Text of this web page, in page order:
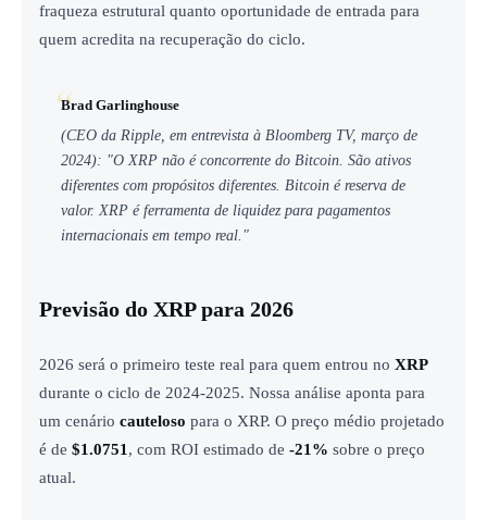
fraqueza estrutural quanto oportunidade de entrada para
quem acredita na recuperação do ciclo.
Brad Garlinghouse
(CEO da Ripple, em entrevista à Bloomberg TV, março de
2024): "O XRP não é concorrente do Bitcoin. São ativos
diferentes com propósitos diferentes. Bitcoin é reserva de
valor. XRP é ferramenta de liquidez para pagamentos
internacionais em tempo real."
Previsão do XRP para 2026
2026 será o primeiro teste real para quem entrou no XRP
durante o ciclo de 2024-2025. Nossa análise aponta para
um cenário cauteloso para o XRP. O preço médio projetado
é de $1.0751 , com ROI estimado de -21% sobre o preço
atual.